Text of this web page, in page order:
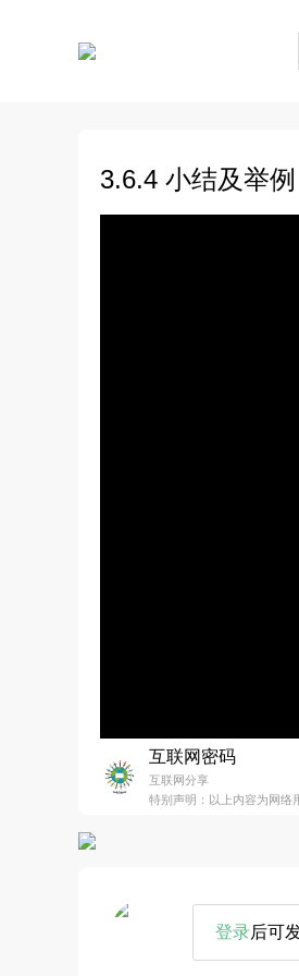
3.6.4 小结及举例
互联网密码
互联网分享
特别声明：以上内容为网络
登录后可